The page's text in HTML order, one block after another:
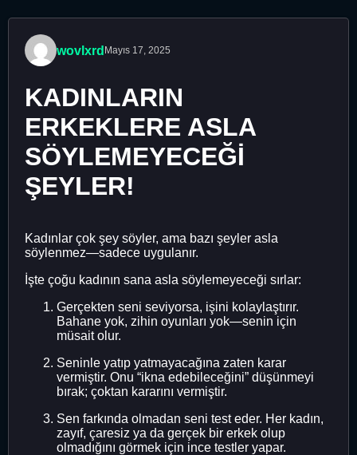
wovlxrd Mayıs 17, 2025
KADINLARIN
ERKEKLERE ASLA
SÖYLEMEYECEĞİ
ŞEYLER!
Kadınlar çok şey söyler, ama bazı şeyler asla
söylenmez—sadece uygulanır.
İşte çoğu kadının sana asla söylemeyeceği sırlar:
Gerçekten seni seviyorsa, işini kolaylaştırır.
Bahane yok, zihin oyunları yok—senin için
müsait olur.
Seninle yatıp yatmayacağına zaten karar
vermiştir. Onu “ikna edebileceğini” düşünmeyi
bırak; çoktan kararını vermiştir.
Sen farkında olmadan seni test eder. Her kadın,
zayıf, çaresiz ya da gerçek bir erkek olup
olmadığını görmek için ince testler yapar.